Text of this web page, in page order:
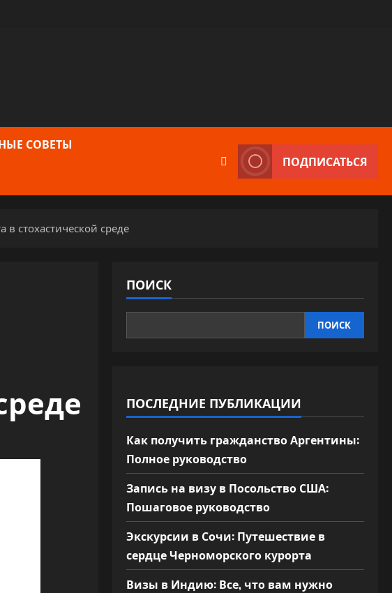
СОВЕТЫ
ПОДПИСАТЬСЯ
стохастической среде
ПОИСК
ПОИСК
ПОСЛЕДНИЕ ПУБЛИКАЦИИ
Как получить гражданство Аргентины:
Полное руководство
Запись на визу в Посольство США:
Пошаговое руководство
Экскурсии в Сочи: Путешествие в
сердце Черноморского курорта
Визы в Индию: Все, что вам нужно